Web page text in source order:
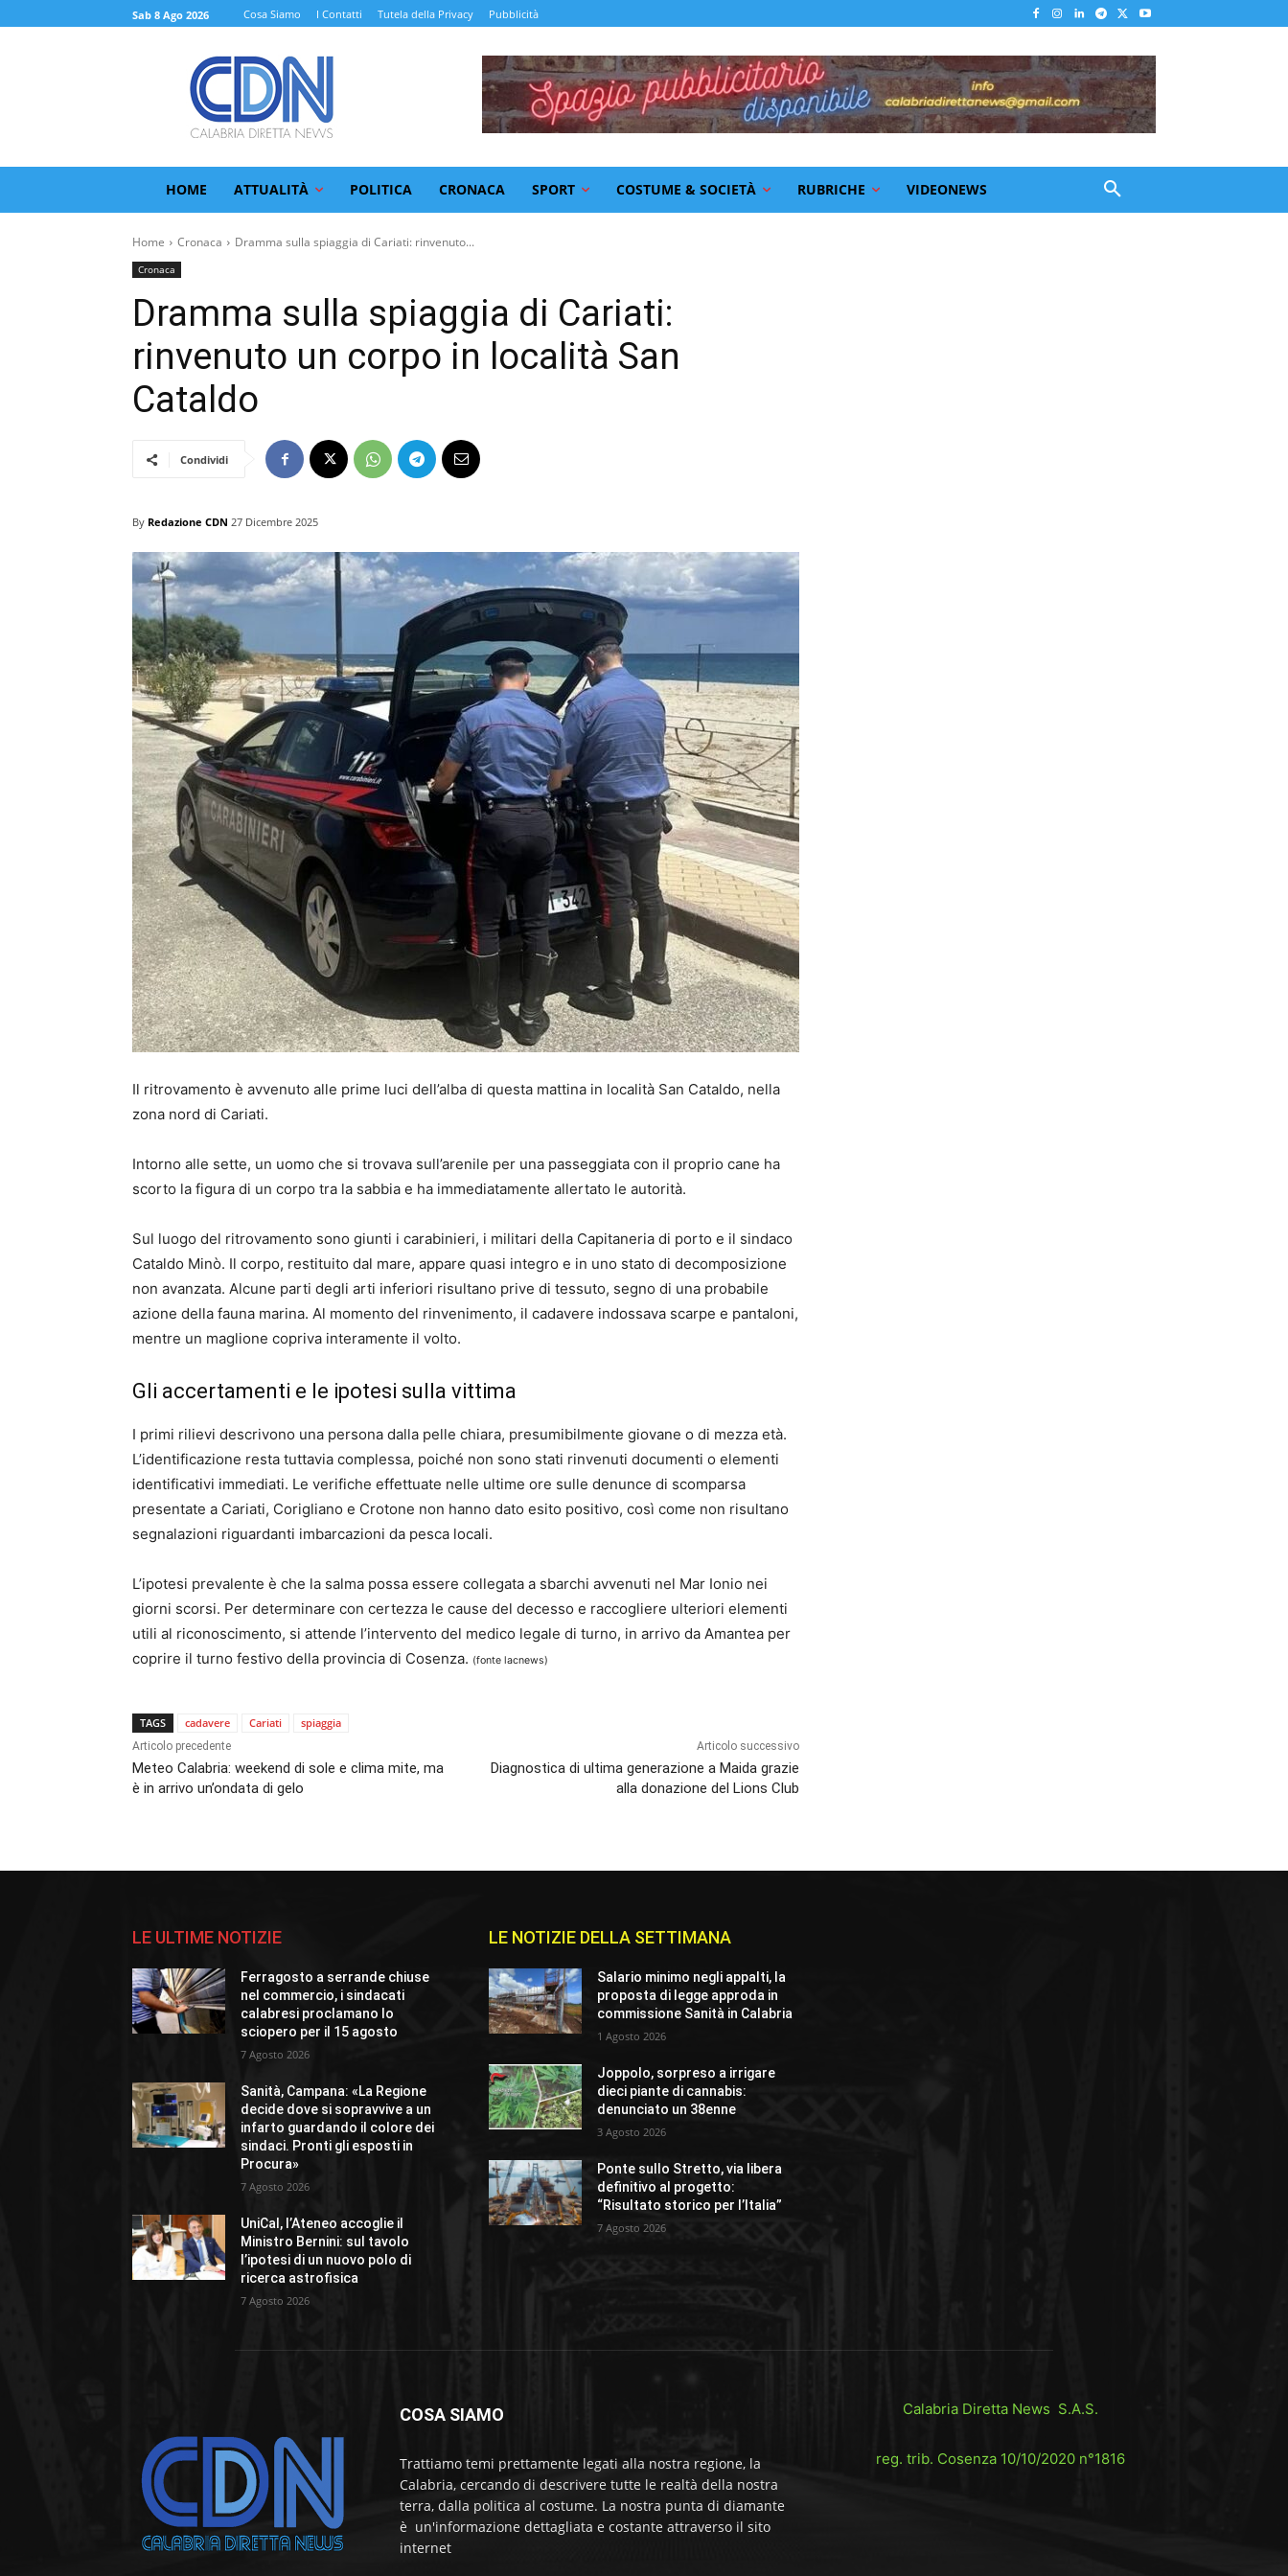
Sab 8 Ago 2026 Cosa Siamo I Contatti Tutela della Privacy Pubblicità
HOME ATTUALITÀ POLITICA CRONACA SPORT COSTUME & SOCIETÀ RUBRICHE VIDEONEWS
Home Cronaca Dramma sulla spiaggia di Cariati: rinvenuto...
Cronaca
Dramma sulla spiaggia di Cariati:
rinvenuto un corpo in località San
Cataldo
Condividi
By Redazione CDN 27 Dicembre 2025
Il ritrovamento è avvenuto alle prime luci dell’alba di questa mattina in località San Cataldo, nella
zona nord di Cariati.
Intorno alle sette, un uomo che si trovava sull’arenile per una passeggiata con il proprio cane ha
scorto la figura di un corpo tra la sabbia e ha immediatamente allertato le autorità.
Sul luogo del ritrovamento sono giunti i carabinieri, i militari della Capitaneria di porto e il sindaco
Cataldo Minò. Il corpo, restituito dal mare, appare quasi integro e in uno stato di decomposizione
non avanzata. Alcune parti degli arti inferiori risultano prive di tessuto, segno di una probabile
azione della fauna marina. Al momento del rinvenimento, il cadavere indossava scarpe e pantaloni,
mentre un maglione copriva interamente il volto.
Gli accertamenti e le ipotesi sulla vittima
I primi rilievi descrivono una persona dalla pelle chiara, presumibilmente giovane o di mezza età.
L’identificazione resta tuttavia complessa, poiché non sono stati rinvenuti documenti o elementi
identificativi immediati. Le verifiche effettuate nelle ultime ore sulle denunce di scomparsa
presentate a Cariati, Corigliano e Crotone non hanno dato esito positivo, così come non risultano
segnalazioni riguardanti imbarcazioni da pesca locali.
L’ipotesi prevalente è che la salma possa essere collegata a sbarchi avvenuti nel Mar Ionio nei
giorni scorsi. Per determinare con certezza le cause del decesso e raccogliere ulteriori elementi
utili al riconoscimento, si attende l’intervento del medico legale di turno, in arrivo da Amantea per
coprire il turno festivo della provincia di Cosenza. (fonte lacnews)
TAGS cadavere Cariati spiaggia
Articolo precedente
Meteo Calabria: weekend di sole e clima mite, ma
è in arrivo un’ondata di gelo
Articolo successivo
Diagnostica di ultima generazione a Maida grazie
alla donazione del Lions Club
LE ULTIME NOTIZIE
Ferragosto a serrande chiuse
nel commercio, i sindacati
calabresi proclamano lo
sciopero per il 15 agosto
7 Agosto 2026
Sanità, Campana: «La Regione
decide dove si sopravvive a un
infarto guardando il colore dei
sindaci. Pronti gli esposti in
Procura»
7 Agosto 2026
UniCal, l’Ateneo accoglie il
Ministro Bernini: sul tavolo
l’ipotesi di un nuovo polo di
ricerca astrofisica
7 Agosto 2026
LE NOTIZIE DELLA SETTIMANA
Salario minimo negli appalti, la
proposta di legge approda in
commissione Sanità in Calabria
1 Agosto 2026
Joppolo, sorpreso a irrigare
dieci piante di cannabis:
denunciato un 38enne
3 Agosto 2026
Ponte sullo Stretto, via libera
definitivo al progetto:
“Risultato storico per l’Italia”
7 Agosto 2026
COSA SIAMO
Trattiamo temi prettamente legati alla nostra regione, la
Calabria, cercando di descrivere tutte le realtà della nostra
terra, dalla politica al costume. La nostra punta di diamante
è un'informazione dettagliata e costante attraverso il sito
internet
Calabria Diretta News S.A.S.
reg. trib. Cosenza 10/10/2020 n°1816